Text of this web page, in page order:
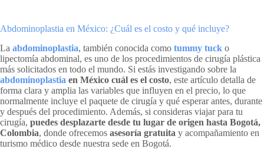
Abdominoplastia en México: ¿Cuál es el costo y qué incluye?
La abdominoplastia, también conocida como tummy tuck o
lipectomía abdominal, es uno de los procedimientos de cirugía plástica
más solicitados en todo el mundo. Si estás investigando sobre la
abdominoplastia en México cuál es el costo, este artículo detalla de
forma clara y amplia las variables que influyen en el precio, lo que
normalmente incluye el paquete de cirugía y qué esperar antes, durante
y después del procedimiento. Además, si consideras viajar para tu
cirugía, puedes desplazarte desde tu lugar de origen hasta Bogotá,
Colombia, donde ofrecemos asesoría gratuita y acompañamiento en
turismo médico desde nuestra sede en Bogotá.